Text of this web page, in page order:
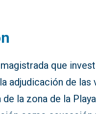
que
adjudicación de las
la zona de la